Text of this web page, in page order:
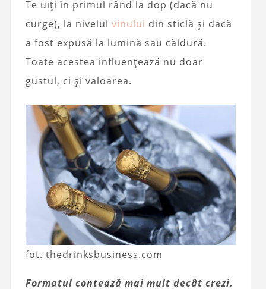
Te uiți în primul rând la dop (dacă nu
curge), la nivelul vinului din sticlă și dacă
a fost expusă la lumină sau căldură.
Toate acestea influențează nu doar
gustul, ci și valoarea.
fot. thedrinksbusiness.com
Formatul contează mai mult decât crezi.